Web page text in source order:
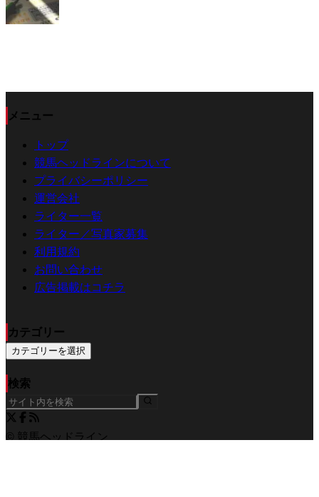
メニュー
トップ
競馬ヘッドラインについて
プライバシーポリシー
運営会社
ライター一覧
ライター／写真家募集
利用規約
お問い合わせ
広告掲載はコチラ
カテゴリー
カテゴリーを選択
検索
© 競馬ヘッドライン